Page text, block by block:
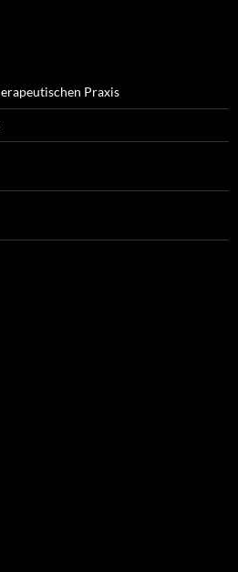
Praxis